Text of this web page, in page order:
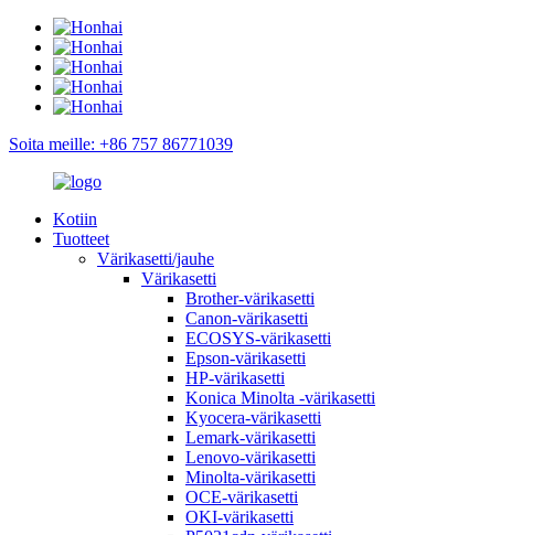
Soita meille: +86 757 86771039
Kotiin
Tuotteet
Värikasetti/jauhe
Värikasetti
Brother-värikasetti
Canon-värikasetti
ECOSYS-värikasetti
Epson-värikasetti
HP-värikasetti
Konica Minolta -värikasetti
Kyocera-värikasetti
Lemark-värikasetti
Lenovo-värikasetti
Minolta-värikasetti
OCE-värikasetti
OKI-värikasetti